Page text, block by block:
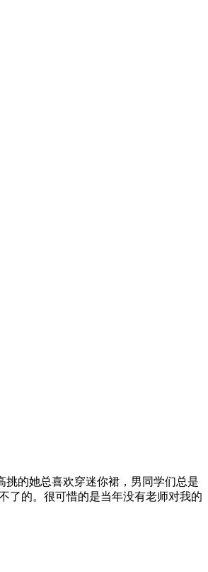
挑的她总喜欢穿迷你裙，男同学们总是
了的。很可惜的是当年没有老师对我的